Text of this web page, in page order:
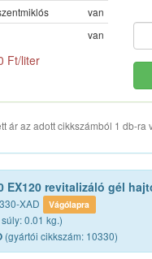
van
van
Ft/liter
ár az adott cikkszámból 1 db-ra
EX120 revitalizáló gél
XAD Vágólapra
0.01 kg.)
(gyártói cikkszám: 10330)